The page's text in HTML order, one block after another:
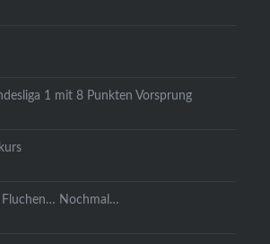
1 mit 8 Punkten Vorsprung
Nochmal…